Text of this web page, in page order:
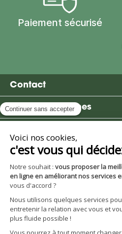
Paiement sécurisé
Contact
Moulin des Moines
Avantages et services